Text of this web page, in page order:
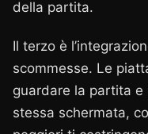
della partita.
Il terzo è
scommesse. Le
guardare la partita e
stessa schermata,